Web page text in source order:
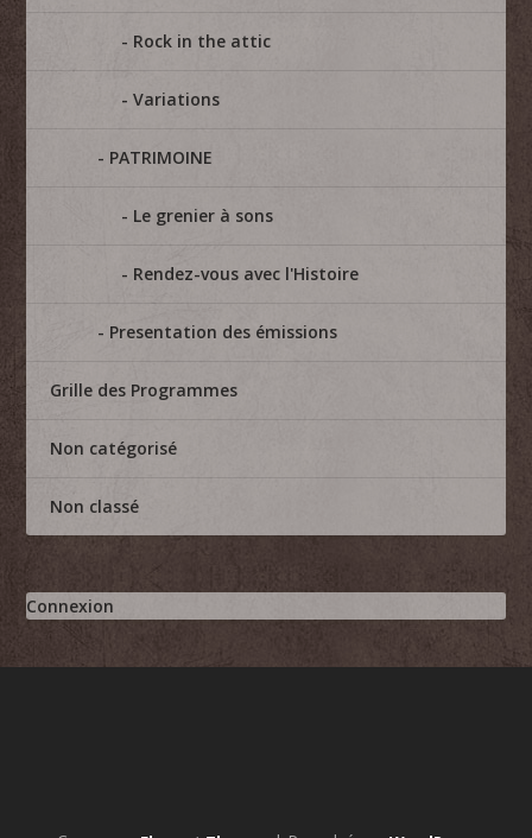
Rock in the attic
Variations
PATRIMOINE
Le grenier à sons
Rendez-vous avec l'Histoire
Presentation des émissions
Grille des Programmes
Non catégorisé
Non classé
Connexion